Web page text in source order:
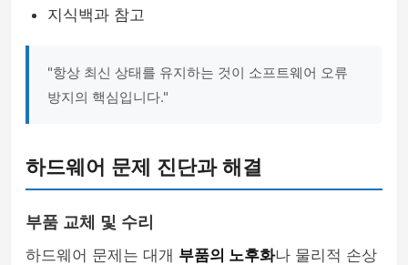
지식백과 참고
"항상 최신 상태를 유지하는 것이 소프트웨어 오류
방지의 핵심입니다."
하드웨어 문제 진단과 해결
부품 교체 및 수리
하드웨어 문제는 대개 부품의 노후화나 물리적 손상